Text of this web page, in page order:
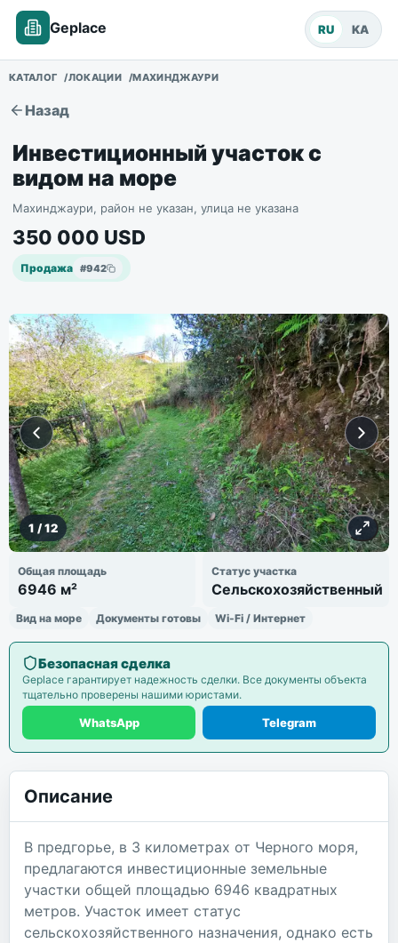
Geplace RU KA
КАТАЛОГ ЛОКАЦИИ МАХИНДЖАУРИ
Назад
Инвестиционный участок с
видом на море
Махинджаури, район не указан, улица не указана
350 000 USD
Продажа #942
1 /12
Общая площадь
6946 м²
Статус участка
Сельскохозяйственный
Вид на море Документы готовы Wi-Fi / Интернет
Безопасная сделка
Geplace гарантирует надежность сделки. Все документы объекта
тщательно проверены нашими юристами.
WhatsApp Telegram
Описание
В предгорье, в 3 километрах от Черного моря,
предлагаются инвестиционные земельные
участки общей площадью 6946 квадратных
метров. Участок имеет статус
сельскохозяйственного назначения, однако есть